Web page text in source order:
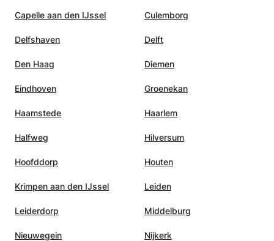
Capelle aan den IJssel Culemborg
Delfshaven Delft
Den Haag Diemen
Eindhoven Groenekan
Haamstede Haarlem
Halfweg Hilversum
Hoofddorp Houten
Krimpen aan den IJssel Leiden
Leiderdorp Middelburg
Nieuwegein Nijkerk